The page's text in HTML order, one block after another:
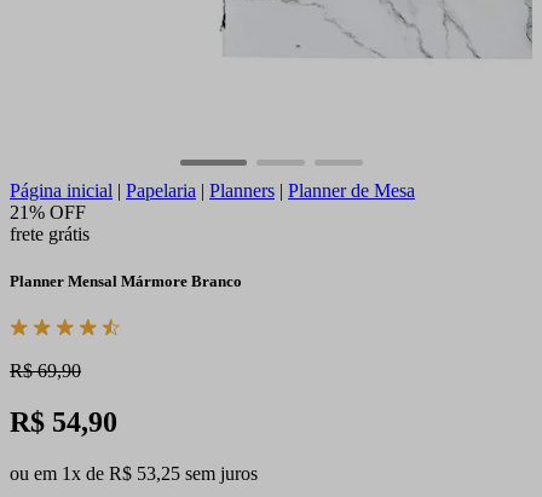
Página inicial | Papelaria | Planners | Planner de Mesa
21% OFF
frete grátis
Planner Mensal Mármore Branco
R$ 69,90
R$ 54,90
ou em 1x de R$ 53,25 sem juros